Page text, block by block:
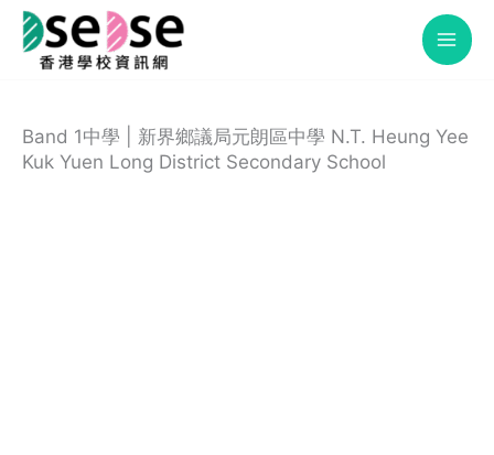
Skip
Band 1中學 | 新界鄉議局元朗區中學 N.T. Heung Yee
Kuk Yuen Long District Secondary School